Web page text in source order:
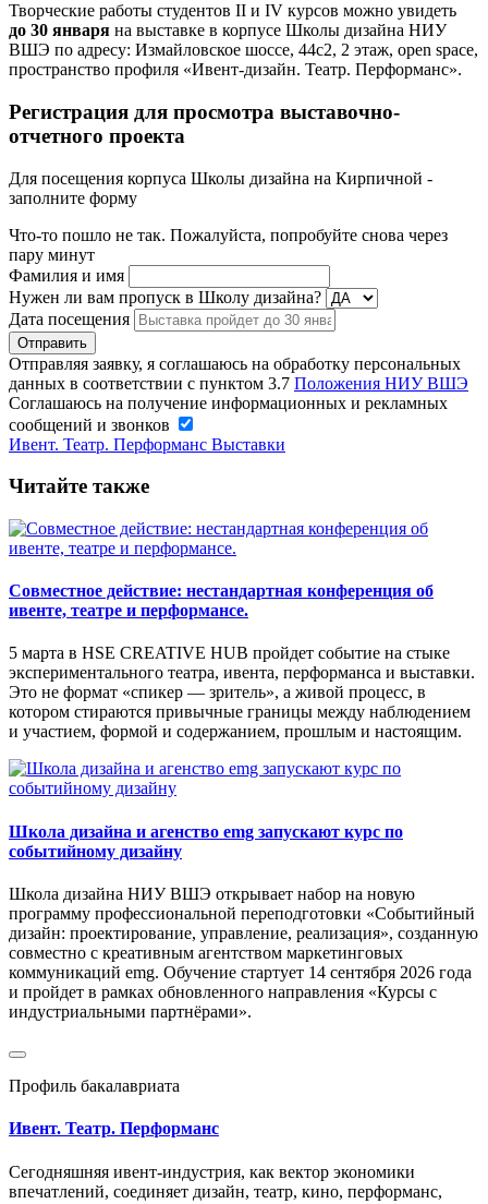
Творческие работы студентов II и IV курсов можно увидеть
до 30 января на выставке в корпусе Школы дизайна НИУ
ВШЭ по адресу: Измайловское шоссе, 44с2, 2 этаж, open space,
пространство профиля «Ивент-дизайн. Театр. Перформанс».
Регистрация для просмотра выставочно-
отчетного проекта
Для посещения корпуса Школы дизайна на Кирпичной -
заполните форму
Что-то пошло не так. Пожалуйста, попробуйте снова через
пару минут
Фамилия и имя
Нужен ли вам пропуск в Школу дизайна?
Дата посещения
Отправляя заявку, я соглашаюсь на обработку персональных
данных в соответствии с пунктом 3.7 Положения НИУ ВШЭ
Соглашаюсь на получение информационных и рекламных
сообщений и звонков
Ивент. Театр. Перформанс Выставки
Читайте также
Совместное действие: нестандартная конференция об
ивенте, театре и перформансе.
5 марта в HSE CREATIVE HUB пройдет событие на стыке
экспериментального театра, ивента, перформанса и выставки.
Это не формат «спикер — зритель», а живой процесс, в
котором стираются привычные границы между наблюдением
и участием, формой и содержанием, прошлым и настоящим.
Школа дизайна и агенство emg запускают курс по
событийному дизайну
Школа дизайна НИУ ВШЭ открывает набор на новую
программу профессиональной переподготовки «Событийный
дизайн: проектирование, управление, реализация», созданную
совместно с креативным агентством маркетинговых
коммуникаций emg. Обучение стартует 14 сентября 2026 года
и пройдет в рамках обновленного направления «Курсы с
индустриальными партнёрами».
Профиль бакалавриата
Ивент. Театр. Перформанс
Сегодняшняя ивент-индустрия, как вектор экономики
впечатлений, соединяет дизайн, театр, кино, перформанс,